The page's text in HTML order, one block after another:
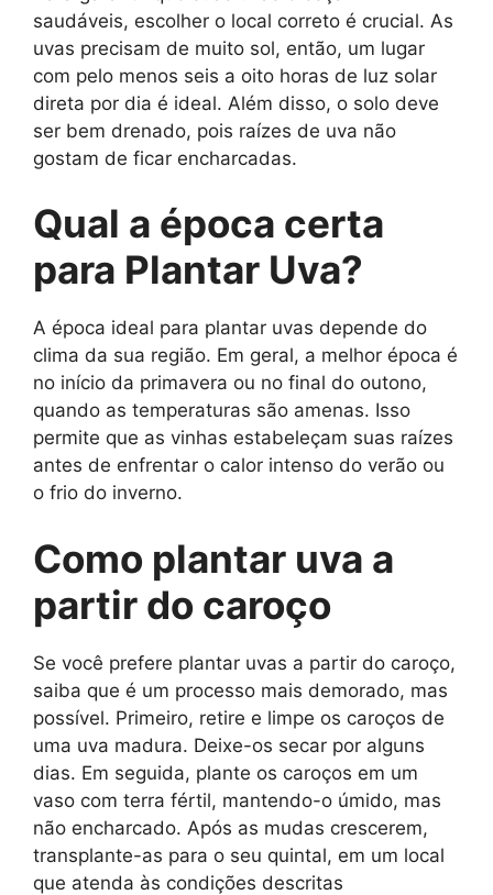
saudáveis, escolher o local correto é crucial. As
uvas precisam de muito sol, então, um lugar
com pelo menos seis a oito horas de luz solar
direta por dia é ideal. Além disso, o solo deve
ser bem drenado, pois raízes de uva não
gostam de ficar encharcadas.
Qual a época certa
para Plantar Uva?
A época ideal para plantar uvas depende do
clima da sua região. Em geral, a melhor época é
no início da primavera ou no final do outono,
quando as temperaturas são amenas. Isso
permite que as vinhas estabeleçam suas raízes
antes de enfrentar o calor intenso do verão ou
o frio do inverno.
Como plantar uva a
partir do caroço
Se você prefere plantar uvas a partir do caroço,
saiba que é um processo mais demorado, mas
possível. Primeiro, retire e limpe os caroços de
uma uva madura. Deixe-os secar por alguns
dias. Em seguida, plante os caroços em um
vaso com terra fértil, mantendo-o úmido, mas
não encharcado. Após as mudas crescerem,
transplante-as para o seu quintal, em um local
que atenda às condições descritas